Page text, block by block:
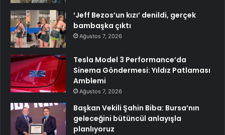
‘Jeff Bezos’un kızı’ denildi, gerçek
bambaşka çıktı
Ağustos 7, 2026
Tesla Model 3 Performance’da
Sinema Göndermesi: Yıldız Patlaması
Amblemi
Ağustos 7, 2026
Başkan Vekili Şahin Biba: Bursa’nın
geleceğini bütüncül anlayışla
planlıyoruz